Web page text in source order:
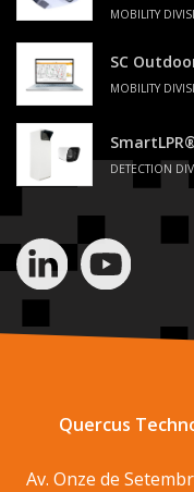
MOBILITY
SC
MOBILITY
DETECTION
Quercus
Av. Onze de